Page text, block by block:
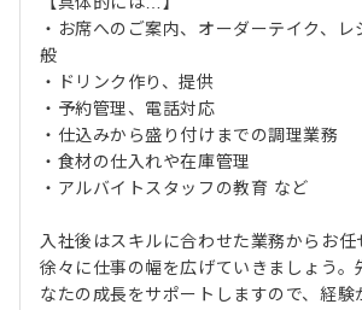
・お席へのご案内、オーダーテイク、レ
般
・ドリンク作り、提供
・予約管理、電話対応
・仕込みから盛り付けまでの調理業務
・食材の仕入れや在庫管理
・アルバイトスタッフの教育 など
入社後はスキルに合わせた業務からお任
徐々に仕事の幅を広げていきましょう。
なたの成長をサポートしますので、経験